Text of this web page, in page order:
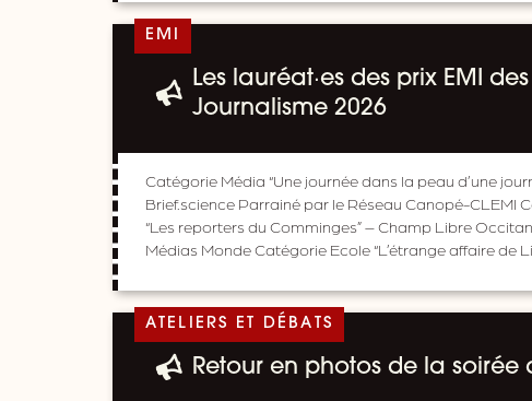
EMI
Les lauréat·es des prix EMI
Journalisme 2026
Catégorie Média “Une journée dans la peau d’une
Brief.science Parrainé par le Réseau Canopé-CLEMI
“Les reporters du Comminges” – Champ Libre
Médias Monde Catégorie Ecole “L’étrange affaire de
ATELIERS ET DÉBATS
Retour en photos de la soirée